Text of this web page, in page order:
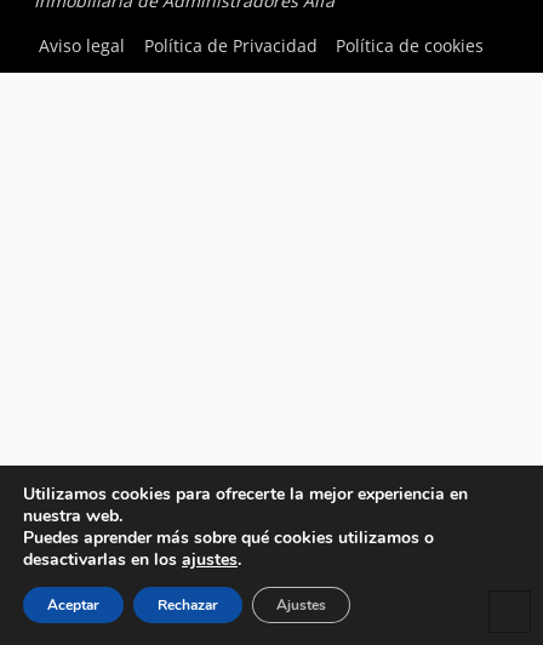
Aviso legal
Política de Privacidad Política de cookies
Utilizamos cookies para ofrecerte la mejor experiencia en
nuestra web.
Puedes aprender más sobre qué cookies utilizamos o
desactivarlas en los ajustes.
Aceptar Rechazar Ajustes